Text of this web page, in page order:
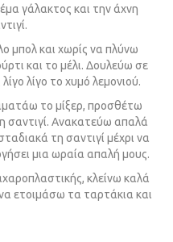
γάλακτος και την άχνη
μπολ και χωρίς να πλύνω
και το μέλι. Δουλεύω σε
λίγο το χυμό λεμονιού.
το μίξερ, προσθέτω
σαντιγί. Ανακατεύω απαλά
τη σαντιγί μέχρι να
μια ωραία απαλή μους.
κλείνω καλά
ετοιμάσω τα ταρτάκια και